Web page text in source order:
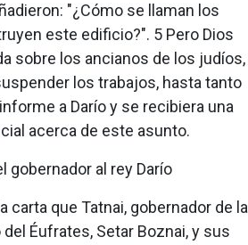
"¿Cómo se llaman los
este edificio?". 5 Pero Dios
sobre los ancianos de los judíos,
los trabajos, hasta tanto
a Darío y se recibiera una
acerca de este asunto.
gobernador al rey Darío
carta que Tatnai, gobernador de la
Éufrates, Setar Boznai, y sus